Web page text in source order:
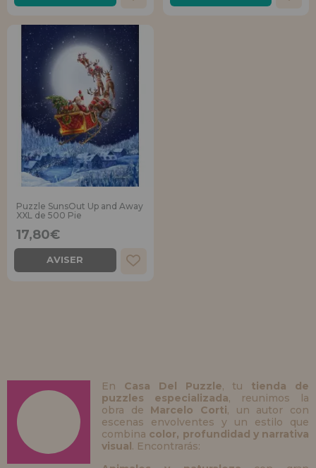
Puzzle SunsOut Up and Away
XXL de 500 Pie
17,80€
AVISER
En Casa Del Puzzle, tu tienda de
puzzles especializada, reunimos la
obra de Marcelo Corti, un autor con
escenas envolventes y un estilo que
combina color, profundidad y narrativa
visual. Encontrarás: